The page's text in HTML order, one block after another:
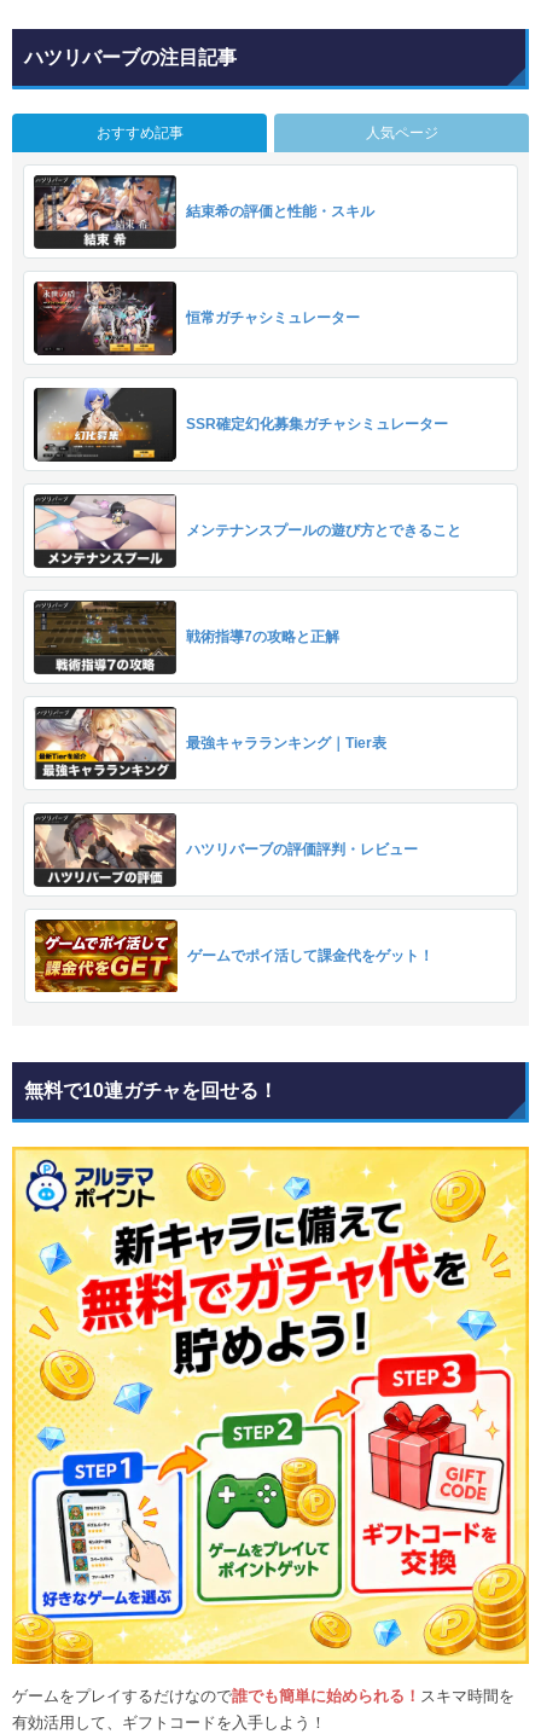
ハツリバーブの注目記事
おすすめ記事 人気ページ
結束希の評価と性能・スキル
恒常ガチャシミュレーター
SSR確定幻化募集ガチャシミュレーター
メンテナンスプールの遊び方とできること
戦術指導7の攻略と正解
最強キャラランキング｜Tier表
ハツリバーブの評価評判・レビュー
ゲームでポイ活して課金代をゲット！
無料で10連ガチャを回せる！
ゲームをプレイするだけなので誰でも簡単に始められる！ スキマ時間を
有効活用して、ギフトコードを入手しよう！